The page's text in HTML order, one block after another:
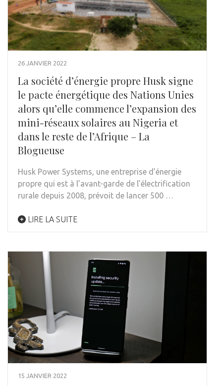
26 JANVIER 2022
La société d’énergie propre Husk signe
le pacte énergétique des Nations Unies
alors qu’elle commence l’expansion des
mini-réseaux solaires au Nigeria et
dans le reste de l’Afrique – La
Blogueuse
Husk Power Systems, une entreprise d’énergie
propre qui est à l’avant-garde de l’électrification
rurale depuis 2008, prévoit de lancer 500 …
LIRE LA SUITE
15 JANVIER 2022